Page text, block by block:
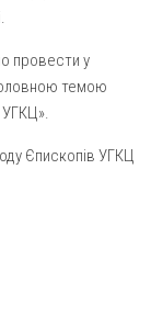
провести у
темою
УГКЦ».
Єпископів УГКЦ